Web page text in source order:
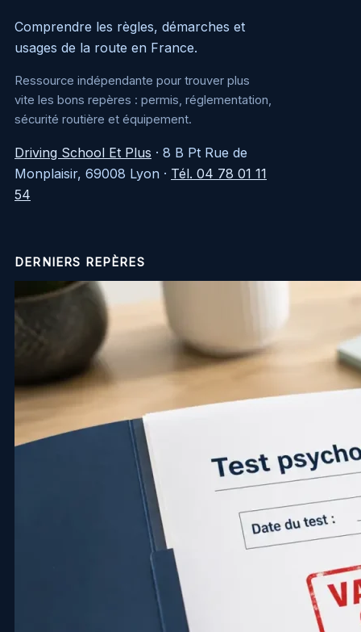
Comprendre les règles, démarches et
usages de la route en France.
Ressource indépendante pour trouver plus
vite les bons repères : permis, réglementation,
sécurité routière et équipement.
Driving School Et Plus · 8 B Pt Rue de
Monplaisir, 69008 Lyon · Tél. 04 78 01 11
54
DERNIERS REPÈRES